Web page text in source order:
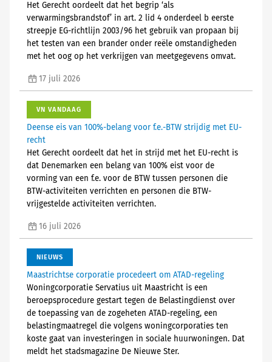
Het Gerecht oordeelt dat het begrip ‘als
verwarmingsbrandstof’ in art. 2 lid 4 onderdeel b eerste
streepje EG-richtlijn 2003/96 het gebruik van propaan bij
het testen van een brander onder reële omstandigheden
met het oog op het verkrijgen van meetgegevens omvat.
17 juli 2026
VN VANDAAG
Deense eis van 100%-belang voor f.e.-BTW strijdig met EU-
recht
Het Gerecht oordeelt dat het in strijd met het EU-recht is
dat Denemarken een belang van 100% eist voor de
vorming van een f.e. voor de BTW tussen personen die
BTW-activiteiten verrichten en personen die BTW-
vrijgestelde activiteiten verrichten.
16 juli 2026
NIEUWS
Maastrichtse corporatie procedeert om ATAD-regeling
Woningcorporatie Servatius uit Maastricht is een
beroepsprocedure gestart tegen de Belastingdienst over
de toepassing van de zogeheten ATAD-regeling, een
belastingmaatregel die volgens woningcorporaties ten
koste gaat van investeringen in sociale huurwoningen. Dat
meldt het stadsmagazine De Nieuwe Ster.